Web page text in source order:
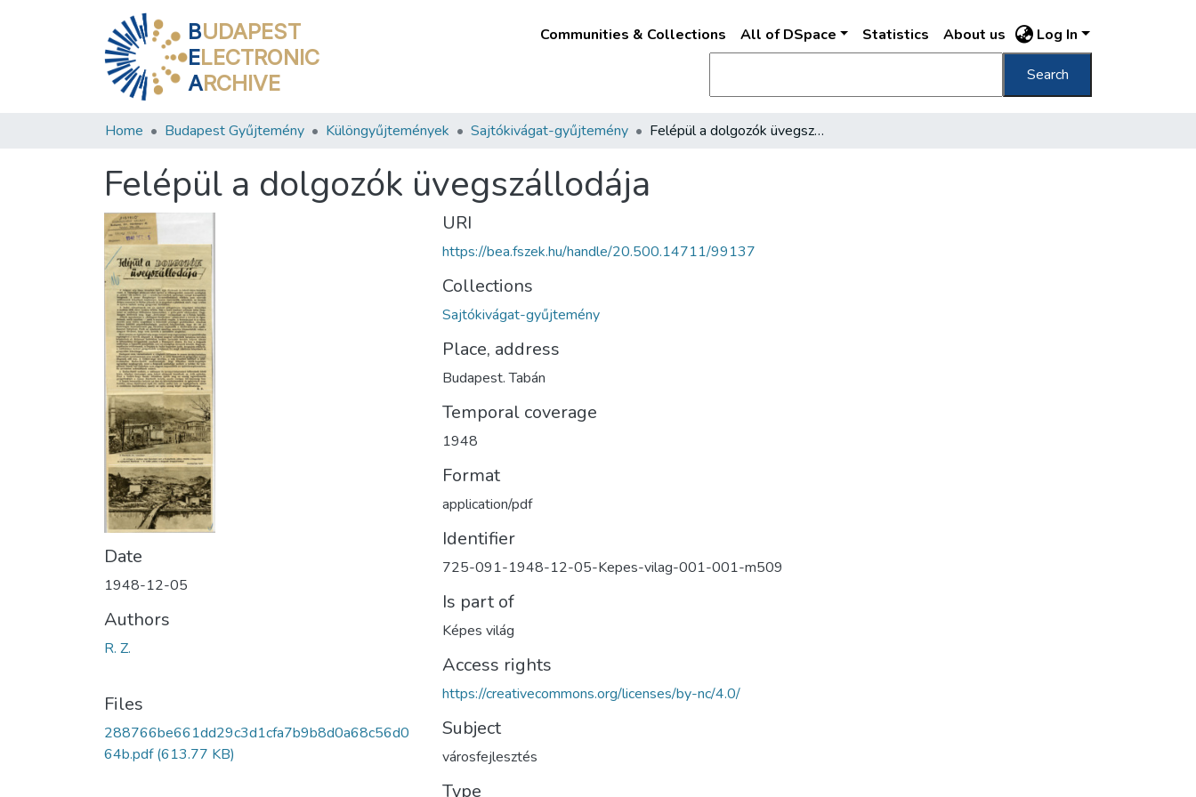
BUDAPEST
ELECTRONIC
ARCHIVE
Communities & Collections All of DSpace Statistics About us Log In
Search
Home Budapest Gyűjtemény Különgyűjtemények Sajtókivágat-gyűjtemény Felépül a dolgozók üvegszállodája
Felépül a dolgozók üvegszállodája
Date
1948-12-05
Authors
R. Z.
Files
288766be661dd29c3d1cfa7b9b8d0a68c56d0
64b.pdf(613.77 KB)
URI
https://bea.fszek.hu/handle/20.500.14711/99137
Collections
Sajtókivágat-gyűjtemény
Place, address
Budapest. Tabán
Temporal coverage
1948
Format
application/pdf
Identifier
725-091-1948-12-05-Kepes-vilag-001-001-m509
Is part of
Képes világ
Access rights
https://creativecommons.org/licenses/by-nc/4.0/
Subject
városfejlesztés
Type